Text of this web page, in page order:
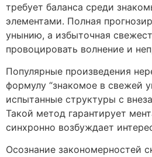
требует баланса среди
элементами. Полная
унынию, а избыточная
провоцировать волнение и
Популярные произведения
формулу “знакомое в свежей
испытанные структуры с
Такой метод гарантирует
синхронно возбуждает
Осознание закономерностей